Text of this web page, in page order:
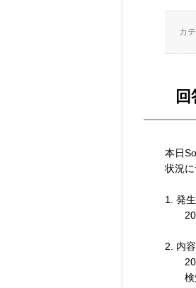
カ
回
本日
状況に
1. 発
2. 内容
検知